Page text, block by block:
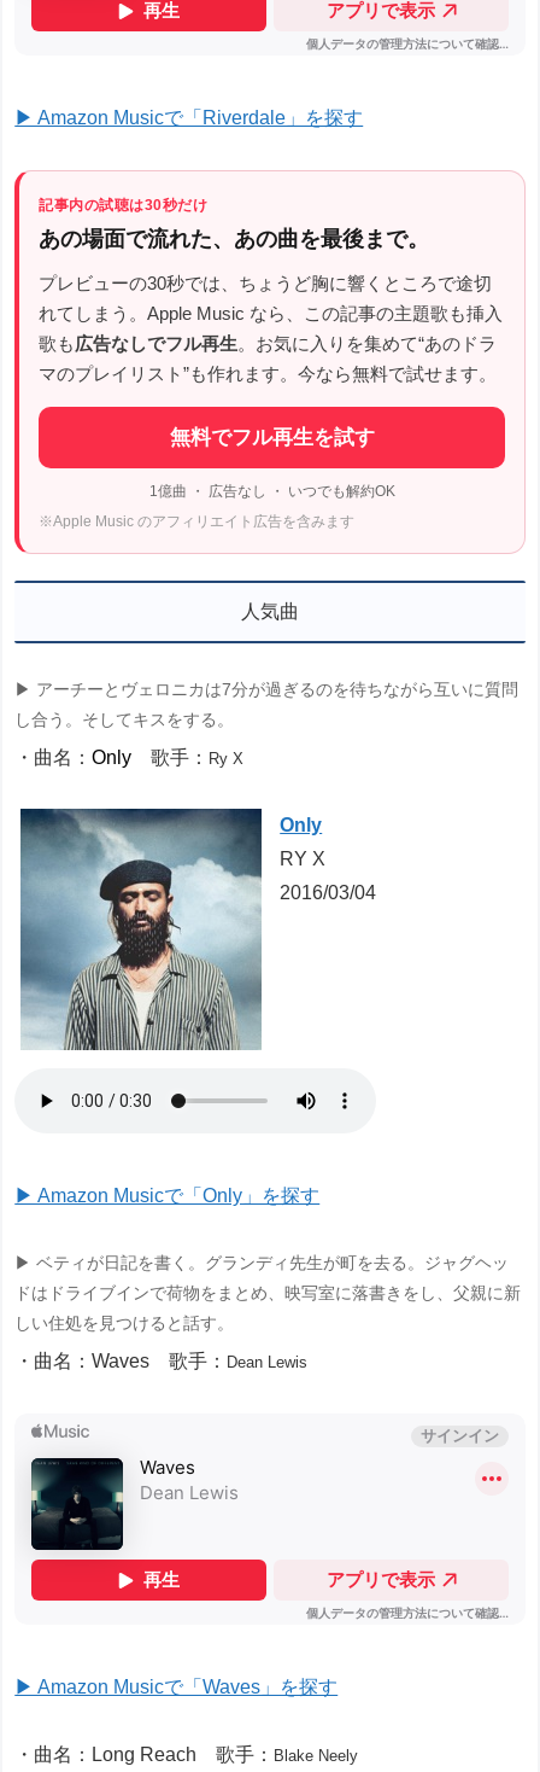
▶ Amazon Musicで「Riverdale」を探す
記事内の試聴は30秒だけ
あの場面で流れた、あの曲を最後まで。
プレビューの30秒では、ちょうど胸に響くところで途切
れてしまう。Apple Music なら、この記事の主題歌も挿入
歌も広告なしでフル再生。お気に入りを集めて“あのドラ
マのプレイリスト”も作れます。今なら無料で試せます。
無料でフル再生を試す
1億曲 ・ 広告なし ・ いつでも解約OK
※Apple Music のアフィリエイト広告を含みます
人気曲
▶ アーチーとヴェロニカは7分が過ぎるのを待ちながら互いに質問
し合う。そしてキスをする。
・曲名：Only 歌手： Ry X
Only
RY X
2016/03/04
▶ Amazon Musicで「Only」を探す
▶ ベティが日記を書く。グランディ先生が町を去る。ジャグヘッ
ドはドライブインで荷物をまとめ、映写室に落書きをし、父親に新
しい住処を見つけると話す。
・曲名：Waves 歌手： Dean Lewis
▶ Amazon Musicで「Waves」を探す
・曲名：Long Reach 歌手： Blake Neely